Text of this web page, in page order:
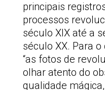
principais
processos
século XIX até a
século XX. Para
“as fotos de
olhar atento do
qualidade